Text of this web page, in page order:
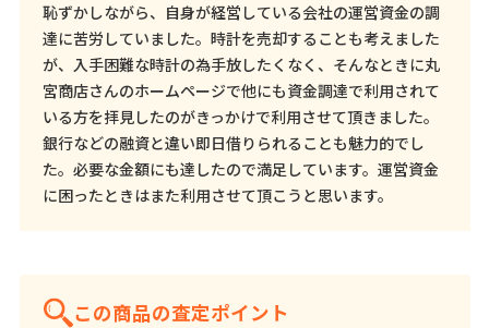
恥ずかしながら、自身が経営している会社の運営資金の調
達に苦労していました。時計を売却することも考えました
が、入手困難な時計の為手放したくなく、そんなときに丸
宮商店さんのホームページで他にも資金調達で利用されて
いる方を拝見したのがきっかけで利用させて頂きました。
銀行などの融資と違い即日借りられることも魅力的でし
た。必要な金額にも達したので満足しています。運営資金
に困ったときはまた利用させて頂こうと思います。
この商品の査定ポイント